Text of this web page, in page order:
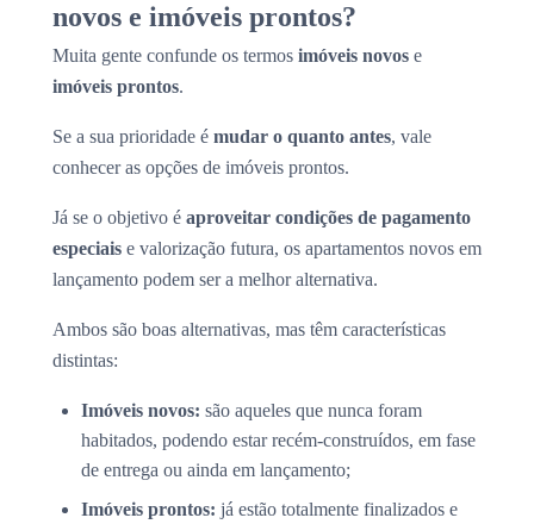
novos e imóveis prontos?
Muita gente confunde os termos imóveis novos e
imóveis prontos.
Se a sua prioridade é mudar o quanto antes, vale
conhecer as opções de imóveis prontos.
Já se o objetivo é aproveitar condições de pagamento
especiais e valorização futura, os apartamentos novos em
lançamento podem ser a melhor alternativa.
Ambos são boas alternativas, mas têm características
distintas:
Imóveis novos: são aqueles que nunca foram
habitados, podendo estar recém-construídos, em fase
de entrega ou ainda em lançamento;
Imóveis prontos: já estão totalmente finalizados e